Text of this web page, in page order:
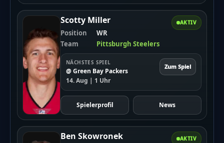
AKTIV
Scotty Miller
Position
WR
Team
Pittsburgh Steelers
NÄCHSTES SPIEL
@ Green Bay Packers
14. Aug | 1 Uhr
Zum Spiel
Spielerprofil News
AKTIV
Ben Skowronek